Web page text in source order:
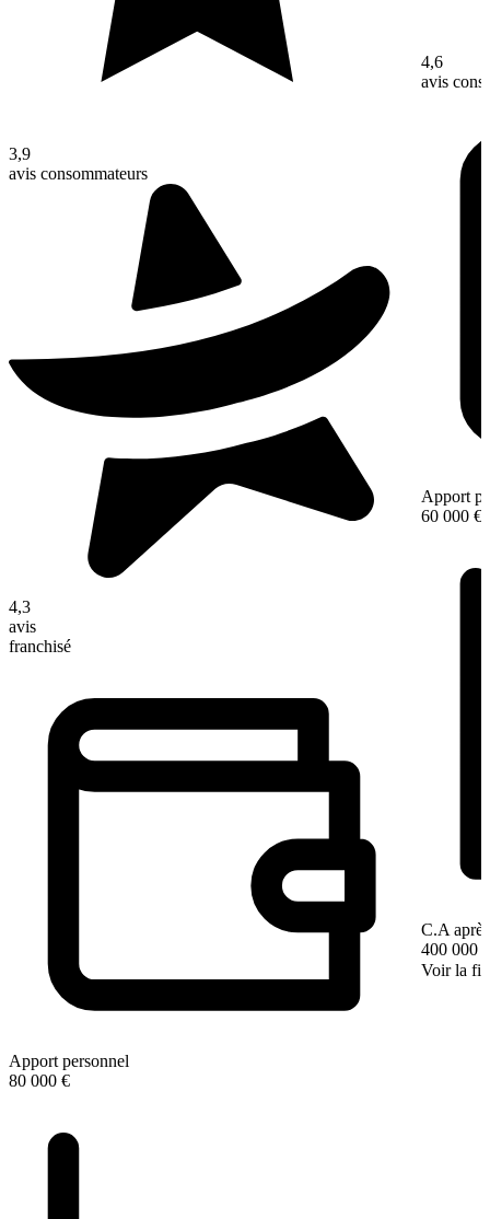
3,9
avis consommateurs
4,3
avis
franchisé
Apport personnel
80 000 €
4,6
avis
Apport
60 000 €
C.A
400 000 €
Voir la